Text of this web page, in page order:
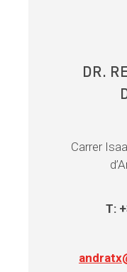
DR.
Carrer
T: